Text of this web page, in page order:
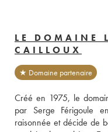
LE DOMAINE
CAILLOUX
★ Domaine partenaire
Créé en 1975, le
par Serge Férigoule
raisonnée et décide de